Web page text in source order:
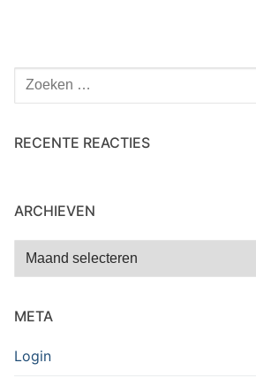
Zoeken
naar:
RECENTE REACTIES
ARCHIEVEN
Archieven
META
Login